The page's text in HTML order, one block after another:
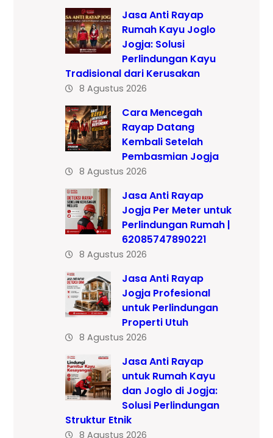
Jasa Anti Rayap
Rumah Kayu Joglo
Jogja: Solusi
Perlindungan Kayu
Tradisional dari Kerusakan
8 Agustus 2026
Cara Mencegah
Rayap Datang
Kembali Setelah
Pembasmian Jogja
8 Agustus 2026
Jasa Anti Rayap
Jogja Per Meter untuk
Perlindungan Rumah |
62085747890221
8 Agustus 2026
Jasa Anti Rayap
Jogja Profesional
untuk Perlindungan
Properti Utuh
8 Agustus 2026
Jasa Anti Rayap
untuk Rumah Kayu
dan Joglo di Jogja:
Solusi Perlindungan
Struktur Etnik
8 Agustus 2026